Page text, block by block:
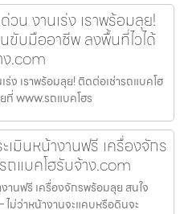
น งานเร่ง เราพร้อมลุย!
ขับมืออาชีพ ลงพื้นที่ไวได้
.com
ง เราพร้อมลุย! ติดต่อเช่ารถแบคโฮ
ที่ www.รถแบคโฮร
มินหน้างานฟรี เครื่องจักร
แบคโฮรับจ้าง.com
านฟรี เครื่องจักรพร้อมลุย สนใจ
ม่ว่าหน้างานจะแคบหรือดินจะ